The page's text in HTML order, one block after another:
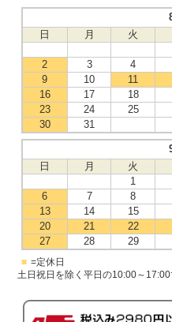
日
月 火
2
3 4
9
10 11
16
17 18
23
24 25
30
31
日
月 火
1
6
7 8
13
14 15
20
21 22
27
28 29
■ =定休日
土日祝日を除く平日の10:00～17:00